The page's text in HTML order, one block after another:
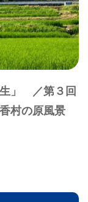
生」 ／第３回
村の原風景